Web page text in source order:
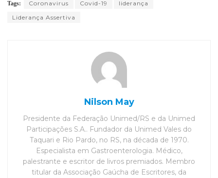
Tags: Coronavirus Covid-19
liderança
Liderança Assertiva
Nilson May
Presidente da Federação Unimed/RS e da Unimed
Participações S.A.. Fundador da Unimed Vales do
Taquari e Rio Pardo, no RS, na década de 1970.
Especialista em Gastroenterologia. Médico,
palestrante e escritor de livros premiados. Membro
titular da Associação Gaúcha de Escritores, da